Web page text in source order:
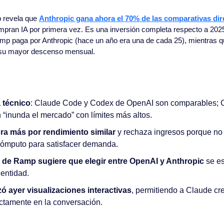
revela que Anthropic gana ahora el 70% de las comparativas
IA por primera vez. Es una inversión completa respecto a
paga por Anthropic (hace un año era una de cada 25), mientras
mayor descenso mensual.
técnico: Claude Code y Codex de OpenAI son comparables;
el mercado” con límites más altos.
más por rendimiento similar y rechaza ingresos porque
para satisfacer demanda.
Ramp sugiere que elegir entre OpenAI y Anthropic se
ayer visualizaciones interactivas, permitiendo a Claude
en la conversación.